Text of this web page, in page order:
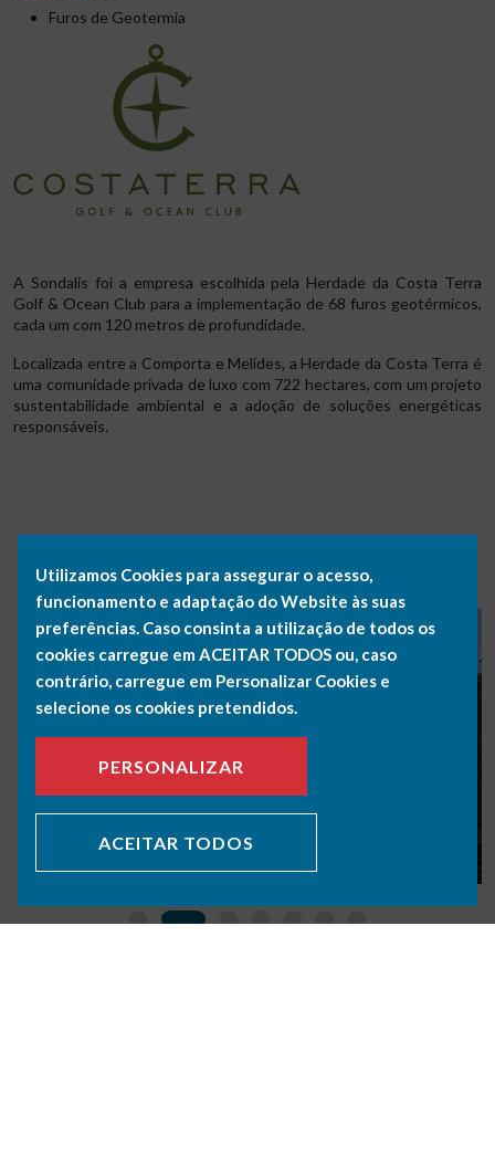
Furos de Geotermia
A Sondalis foi a empresa escolhida pela Herdade da Costa Terra
Golf & Ocean Club para a implementação de 68 furos geotérmicos,
cada um com 120 metros de profundidade.
Localizada entre a Comporta e Melides, a Herdade da Costa Terra é
uma comunidade privada de luxo com 722 hectares, com um projeto
sustentabilidade ambiental e a adoção de soluções energéticas
responsáveis.
GALERIA
Utilizamos Cookies para assegurar o acesso,
funcionamento e adaptação do Website às suas
preferências. Caso consinta a utilização de todos os
cookies carregue em ACEITAR TODOS ou, caso
contrário, carregue em Personalizar Cookies e
selecione os cookies pretendidos.
PERSONALIZAR
ACEITAR TODOS